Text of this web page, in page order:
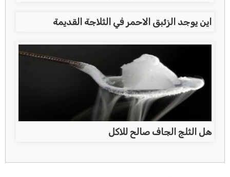
اين يوجد الزئبق الاحمر في الثلاجة القديمة
هل الثلج الجاف صالح للاكل